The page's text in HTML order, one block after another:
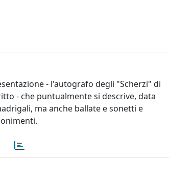
- l'autografo degli "Scherzi" di
- che puntualmente si descrive, data
ma anche ballate e sonetti e